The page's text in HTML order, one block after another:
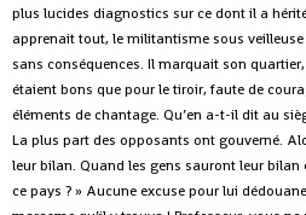
plus lucides diagnostics sur ce dont il a
apprenait tout, le militantisme sous
sans conséquences. Il marquait son
étaient bons que pour le tiroir, faute de
éléments de chantage. Qu’en a-t-il dit au
La plus part des opposants ont gouverné.
leur bilan. Quand les gens sauront leur bilan
ce pays ? » Aucune excuse pour lui